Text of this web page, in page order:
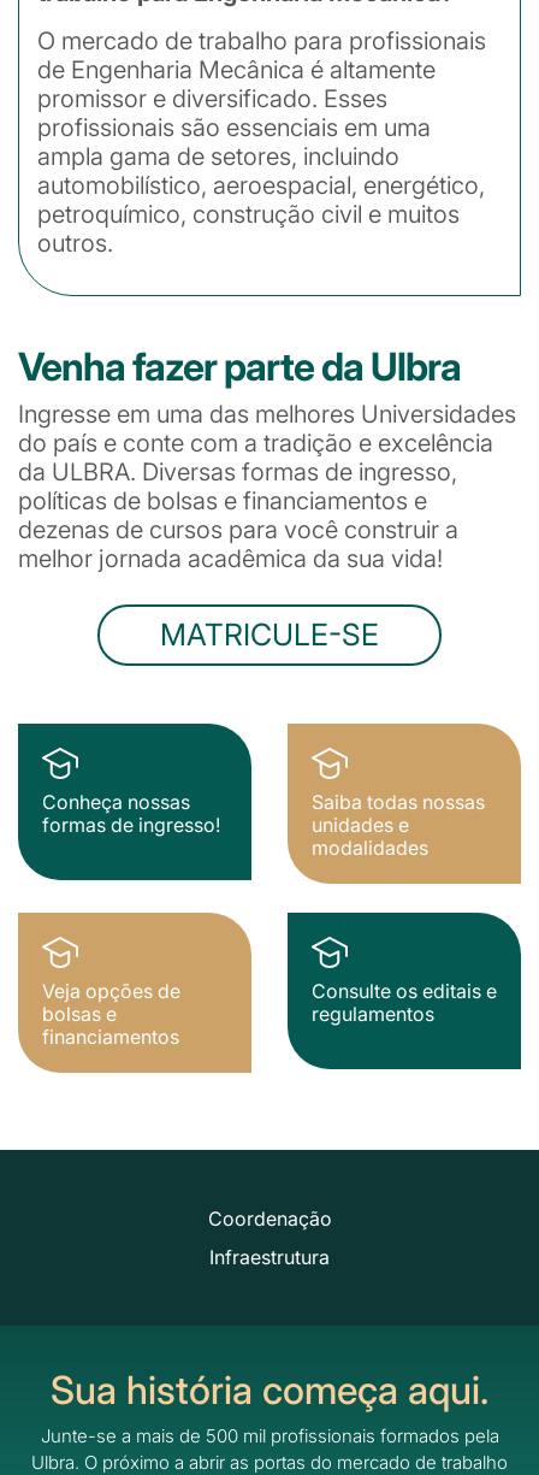
O mercado de trabalho para profissionais
de Engenharia Mecânica é altamente
promissor e diversificado. Esses
profissionais são essenciais em uma
ampla gama de setores, incluindo
automobilístico, aeroespacial, energético,
petroquímico, construção civil e muitos
outros.
Venha fazer parte da Ulbra
Ingresse em uma das melhores Universidades
do país e conte com a tradição e excelência
da ULBRA. Diversas formas de ingresso,
políticas de bolsas e financiamentos e
dezenas de cursos para você construir a
melhor jornada acadêmica da sua vida!
MATRICULE-SE
Conheça nossas
formas de ingresso!
Saiba todas nossas
unidades e
modalidades
Veja opções de
bolsas e
financiamentos
Consulte os editais e
regulamentos
Coordenação
Infraestrutura
Sua história começa aqui.
Junte-se a mais de 500 mil profissionais formados pela
Ulbra. O próximo a abrir as portas do mercado de trabalho